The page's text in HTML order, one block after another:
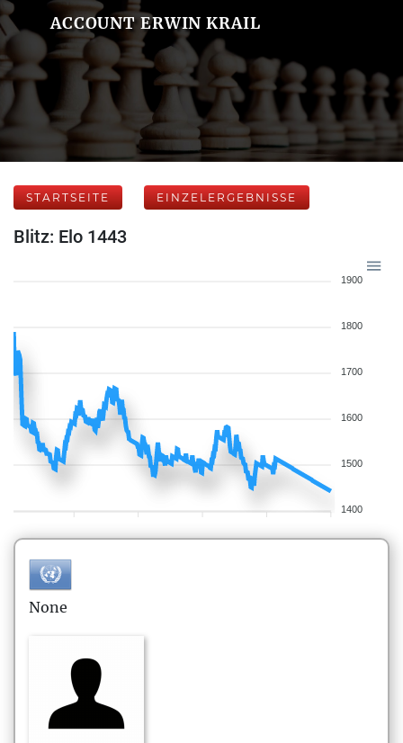
ACCOUNT ERWIN KRAIL
STARTSEITE EINZELERGEBNISSE
Blitz: Elo 1443
1900
1800
1700
1600
1500
1400
None